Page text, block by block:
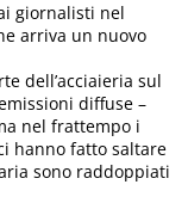
giornalisti nel
arriva un nuovo
dell’acciaieria sul
diffuse –
nel frattempo i
hanno fatto saltare
sono raddoppiati